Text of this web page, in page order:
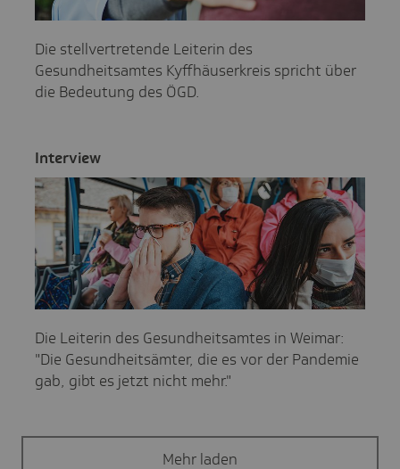
Die stellvertretende Leiterin des
Gesundheitsamtes Kyffhäuserkreis spricht über
die Bedeutung des ÖGD.
Inter­view
Die Leiterin des Gesundheitsamtes in Weimar:
"Die Gesundheitsämter, die es vor der Pandemie
gab, gibt es jetzt nicht mehr."
Mehr laden